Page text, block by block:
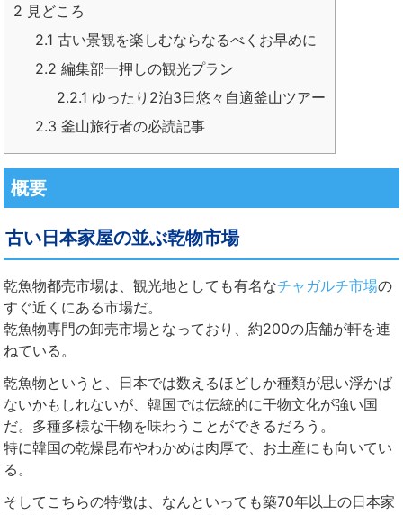
2 見どころ
2.1 古い景観を楽しむならなるべくお早めに
2.2 編集部一押しの観光プラン
2.2.1 ゆったり2泊3日悠々自適釜山ツアー
2.3 釜山旅行者の必読記事
概要
古い日本家屋の並ぶ乾物市場
乾魚物都売市場は、観光地としても有名なチャガルチ市場の
すぐ近くにある市場だ。
乾魚物専門の卸売市場となっており、約200の店舗が軒を連
ねている。
乾魚物というと、日本では数えるほどしか種類が思い浮かば
ないかもしれないが、韓国では伝統的に干物文化が強い国
だ。多種多様な干物を味わうことができるだろう。
特に韓国の乾燥昆布やわかめは肉厚で、お土産にも向いてい
る。
そしてこちらの特徴は、なんといっても築70年以上の日本家